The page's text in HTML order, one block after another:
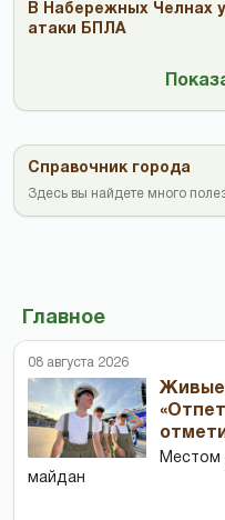
В Набережных Челнах
атаки БПЛА
Справочник города
Здесь вы найдете много
Главное
08 августа 2026
Живые
Местом
майдан